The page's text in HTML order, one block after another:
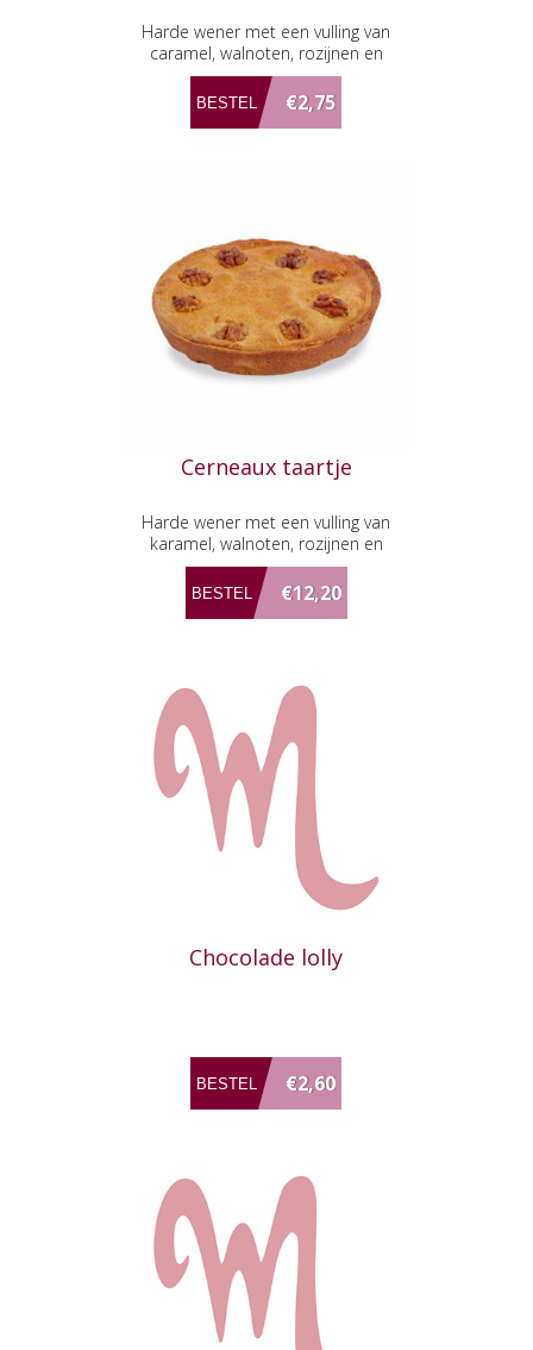
Harde wener met een vulling van
caramel, walnoten, rozijnen en
amandelspijs
€2,75
Cerneaux taartje
Harde wener met een vulling van
karamel, walnoten, rozijnen en
amandelspijs
€12,20
Chocolade lolly
€2,60